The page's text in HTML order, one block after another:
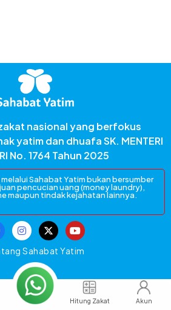
nasional yang berfokus
yatim dan dhuafa SK. MENTERI
No. 1764 Tahun 2025
Sahabat Yatim bukan bersumber
pencucian uang (money laundry),
maupun tindak kejahatan lainnya.
I
n
s
t
a
g
a
m
X
-
t
w
i
t
e
r
Y
o
u
t
e
Sahabat Yatim
Hitung Zakat Akun